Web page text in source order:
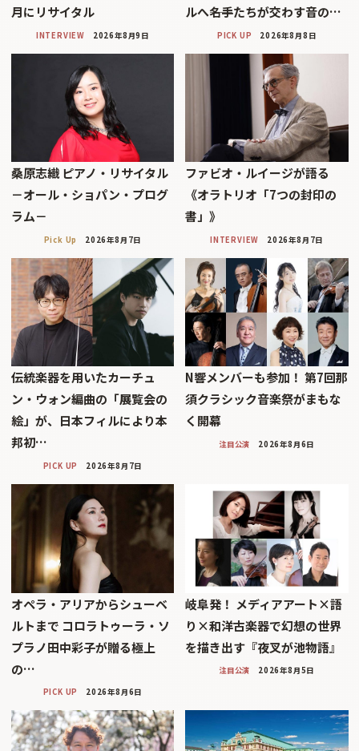
月にリサイタル
INTERVIEW 2026年8月9日
ルへ――名手たちが交わす音の…
PICK UP 2026年8月8日
桑原志織 ピアノ・リサイタル
－オール・ショパン・プログ
ラム－
Pick Up 2026年8月7日
ファビオ・ルイージが語る
《オラトリオ「7つの封印の
書」》
INTERVIEW 2026年8月7日
伝統楽器を用いたカーチュ
ン・ウォン編曲の「展覧会の
絵」が、日本フィルにより本
邦初…
PICK UP 2026年8月7日
N響メンバーも参加！ 第7回那
須クラシック音楽祭がまもな
く開幕
注目公演 2026年8月6日
オペラ・アリアからシューベ
ルトまで コロラトゥーラ・ソ
プラノ田中彩子が贈る極上
の…
PICK UP 2026年8月6日
岐阜発！ メディアアート×語
り×和洋古楽器で幻想の世界
を描き出す『夜叉が池物語』
注目公演 2026年8月5日